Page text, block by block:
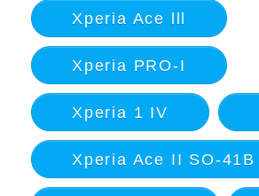
Xperia Ace lll
Xperia PRO-I
Xperia 1 IV
Xperia Ace II SO-41B